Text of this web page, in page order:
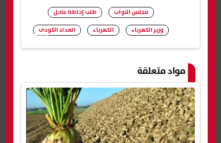
شارك
مجلس النواب
طلب إحاطة عاجل
وزير الكهرباء
الكهرباء العداد الكودى
مواد متعلقة